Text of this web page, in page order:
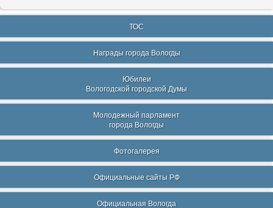
ТОС
Награды города Вологды
Юбилеи
Вологодской городской Думы
Молодежный парламент
города Вологды
Фотогалерея
Официальные сайты РФ
Официальная Вологда